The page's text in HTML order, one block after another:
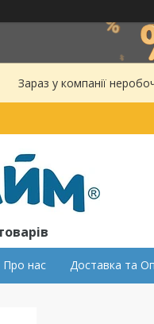
Зараз у компанії
Про нас Доставка та